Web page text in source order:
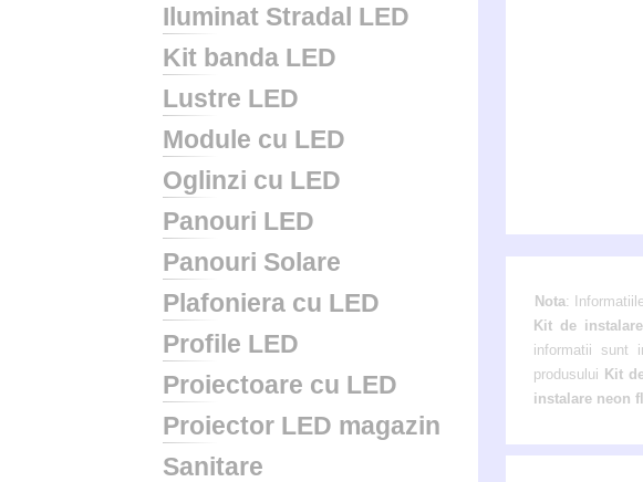
Iluminat Stradal LED
Kit banda LED
Lustre LED
Module cu LED
Oglinzi cu LED
Panouri LED
Panouri Solare
Plafoniera cu LED
Profile LED
Proiectoare cu LED
Proiector LED magazin
Sanitare
Nota:
Kit de
informatii sunt
produsului Kit
instalare neon